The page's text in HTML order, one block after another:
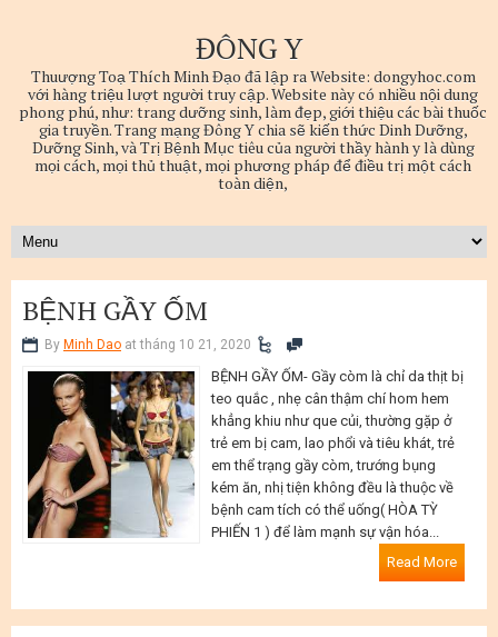
ĐÔNG Y
Thuượng Toạ Thích Minh Đạo đã lập ra Website: dongyhoc.com
với hàng triệu lượt người truy cập. Website này có nhiều nội dung
phong phú, như: trang dưỡng sinh, làm đẹp, giới thiệu các bài thuốc
gia truyền. Trang mạng Đông Y chia sẽ kiến thức Dinh Dưỡng,
Dưỡng Sinh, và Trị Bệnh Mục tiêu của người thầy hành y là dùng
mọi cách, mọi thủ thuật, mọi phương pháp để điều trị một cách
toàn diện,
BỆNH GẦY ỐM
By Minh Dao at tháng 10 21, 2020
BỆNH GẦY ỐM- Gầy còm là chỉ da thịt bị
teo quắc , nhẹ cân thậm chí hom hem
khẳng khiu như que củi, thường gặp ở
trẻ em bị cam, lao phổi và tiêu khát, trẻ
em thể trạng gầy còm, trướng bụng
kém ăn, nhị tiện không đều là thuộc về
bệnh cam tích có thể uống( HÒA TỲ
PHIẾN 1 ) để làm mạnh sự vận hóa...
Read More